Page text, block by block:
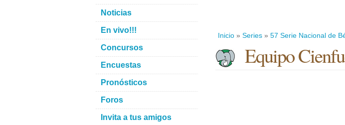
Inicio » Series » 57 Serie Nacional de
Equipo
Noticias
En vivo!!!
Concursos
Encuestas
Pronósticos
Foros
Invita a tus amigos